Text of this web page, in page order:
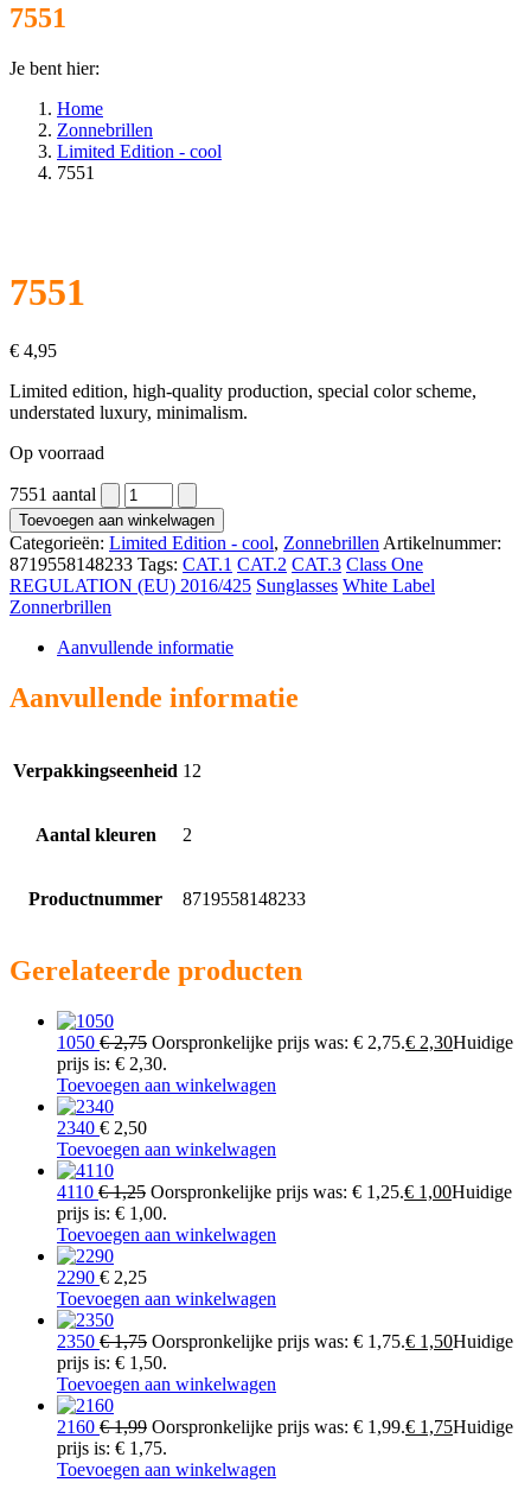
7551
Je bent hier:
Home
Zonnebrillen
Limited Edition - cool
7551
7551
€ 4,95
Limited edition, high-quality production, special color scheme,
understated luxury, minimalism.
Op voorraad
7551 aantal
Toevoegen aan winkelwagen
Categorieën: Limited Edition - cool, Zonnebrillen Artikelnummer:
8719558148233 Tags: CAT.1 CAT.2 CAT.3 Class One
REGULATION (EU) 2016/425 Sunglasses White Label
Zonnerbrillen
Aanvullende informatie
Aanvullende informatie
Verpakkingseenheid 12
Aantal kleuren 2
Productnummer 8719558148233
Gerelateerde producten
1050 €2,75 Oorspronkelijke prijs was: € 2,75.€ 2,30Huidige
prijs is: € 2,30.
Toevoegen aan winkelwagen
2340 € 2,50
Toevoegen aan winkelwagen
4110 €1,25 Oorspronkelijke prijs was: € 1,25.€ 1,00Huidige
prijs is: € 1,00.
Toevoegen aan winkelwagen
2290 € 2,25
Toevoegen aan winkelwagen
2350 €1,75 Oorspronkelijke prijs was: € 1,75.€ 1,50Huidige
prijs is: € 1,50.
Toevoegen aan winkelwagen
2160 €1,99 Oorspronkelijke prijs was: € 1,99.€ 1,75Huidige
prijs is: € 1,75.
Toevoegen aan winkelwagen